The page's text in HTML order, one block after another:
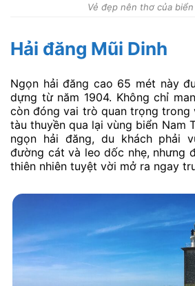
Vẻ đẹp nên thơ của biển
Hải đăng Mũi Dinh
Ngọn hải đăng cao 65 mét này
dựng từ năm 1904. Không chỉ
còn đóng vai trò quan trọng trong
tàu thuyền qua lại vùng biển Nam
ngọn hải đăng, du khách phải
đường cát và leo dốc nhẹ, nhưng
thiên nhiên tuyệt vời mở ra ngay